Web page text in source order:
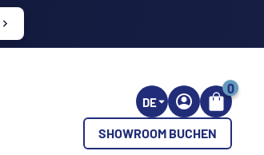
DE
0
SHOWROOM BUCHEN